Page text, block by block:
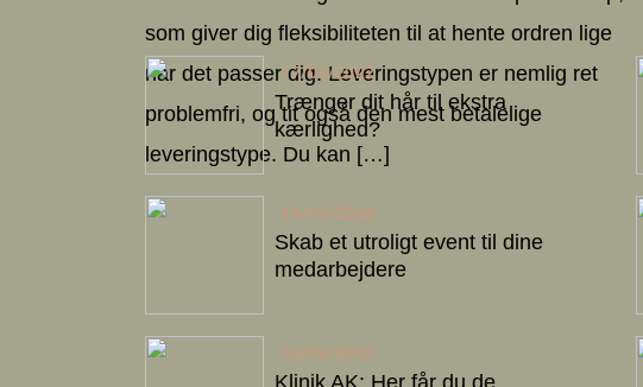
som giver dig fleksibiliteten til at hente ordren lige
når det passer dig. Leveringstypen er nemlig ret
problemfri, og tit også den mest betalelige
leveringstype. Du kan […]
17/03/2022
Trænger dit hår til ekstra
kærlighed?
10/03/2022
Skab et utroligt event til dine
medarbejdere
02/03/2022
Klinik AK: Her får du de